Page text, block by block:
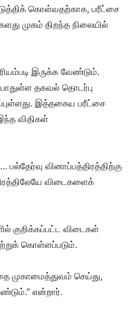
கொள்வதற்காக, பரீட்சை
முகம் திறந்த நிலையில்
இருக்க வேண்டும்.
தகவல் தொடர்பு
இத்தகைய பரீட்சை
விதிகள்
பல்தேர்வு வினாப்பத்திரத்திற்கு
விடைகளைக்
குறிக்கப்பட்ட விடைகள்
கொள்ளப்படும்.
முகாமைத்துவம் செய்து,
என்றார்.